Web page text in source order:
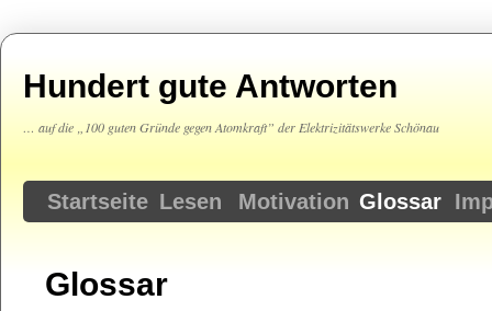
Hundert gute Antworten
… auf die „100 guten Gründe gegen Atomkraft” der Elektrizitätswerke Schönau
Springe
Inhalt
Startseite Lesen Motivation Glossar
Glossar